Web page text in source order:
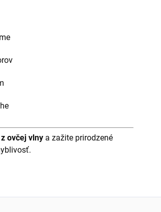
ovčej vlny a zažite prirodzené